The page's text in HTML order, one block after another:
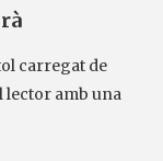
carregat de
lector amb una